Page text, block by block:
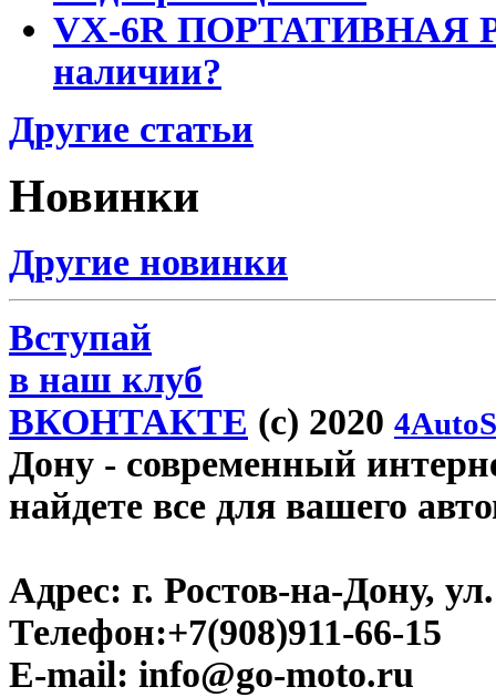
VX-6R ПОРТАТИВНАЯ
наличии?
Другие статьи
Новинки
Другие новинки
Вступай
в наш клуб
ВКОНТАКТЕ (c) 2020
Дону - современный
найдете все для вашего
Адрес: г. Ростов-на-Дону,
Телефон:+7(908)911-66-15
E-mail: info@go-moto.ru